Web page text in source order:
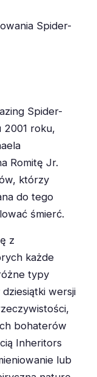
Spider-
Spider-
roku,
Romitę Jr.
którzy
do tego
śmierć.
z
każde
typy
wersji
bohaterów
Inheritors
lub